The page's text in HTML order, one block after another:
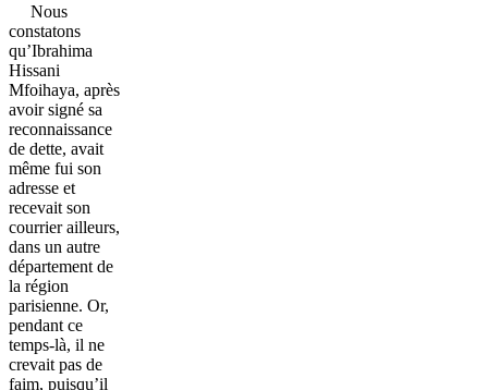
Nous
constatons
qu’Ibrahima
Hissani
Mfoihaya, après
avoir signé sa
reconnaissance
de dette, avait
même fui son
adresse et
recevait son
courrier ailleurs,
dans un autre
département de
la région
parisienne. Or,
pendant ce
temps-là, il ne
crevait pas de
faim, puisqu’il